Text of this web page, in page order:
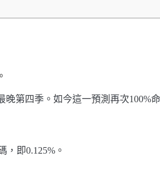
第四季。如今這一預測再次100%命
，即0.125%。